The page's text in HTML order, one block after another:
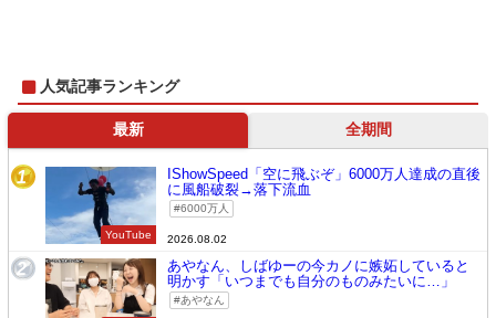
人気記事ランキング
最新 全期間
1
YouTube
IShowSpeed「空に飛ぶぞ」6000万人達成の直後
に風船破裂→落下流血
6000万人
2026.08.02
2
あやなん、しばゆーの今カノに嫉妬していると
明かす「いつまでも自分のものみたいに…」
あやなん